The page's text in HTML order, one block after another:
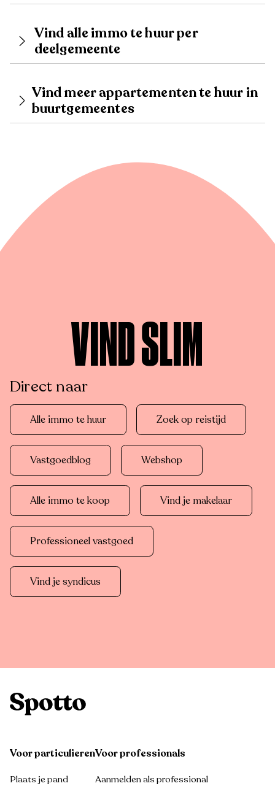
Vind alle immo te huur per
deelgemeente
Vind meer appartementen te huur in
buurtgemeentes
VIND SLIM
Direct naar
Alle immo te huur Zoek op reistijd
Vastgoedblog Webshop
Alle immo te koop Vind je makelaar
Professioneel vastgoed
Vind je syndicus
Voor particulieren
Plaats je pand
Voor professionals
Aanmelden als professional